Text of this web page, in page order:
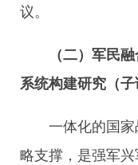
议。
（二）军民
系统构建研究（子
一体化的国家
略支撑，是强军